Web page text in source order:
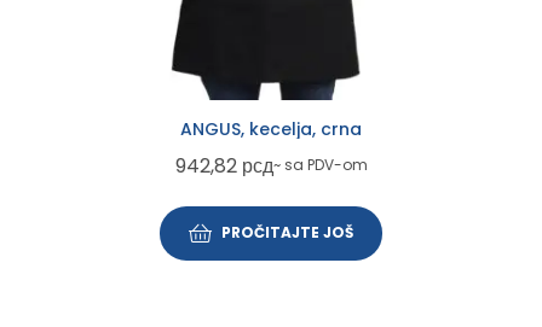
ANGUS, kecelja, crna
942,82 рсд~ sa PDV-om
PROČITAJTE JOŠ